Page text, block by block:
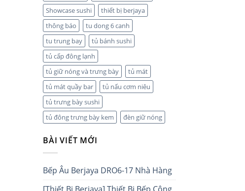
Showcase sushi
thiết bị berjaya
thông báo
tu dong 6 canh
tu trung bay
tủ bánh sushi
tủ cấp đông lạnh
tủ giữ nóng và trưng bày
tủ mát
tủ mát quầy bar
tủ nấu cơm niêu
tủ trưng bày sushi
tủ đông trưng bày kem
đèn giữ nóng
BÀI VIẾT MỚI
Bếp Âu Berjaya DRO6-17 Nhà Hàng
[Thiết Bị Berjaya] Thiết Bị Bếp Công